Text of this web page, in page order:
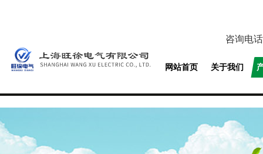
咨询电
网站首页 关于我们